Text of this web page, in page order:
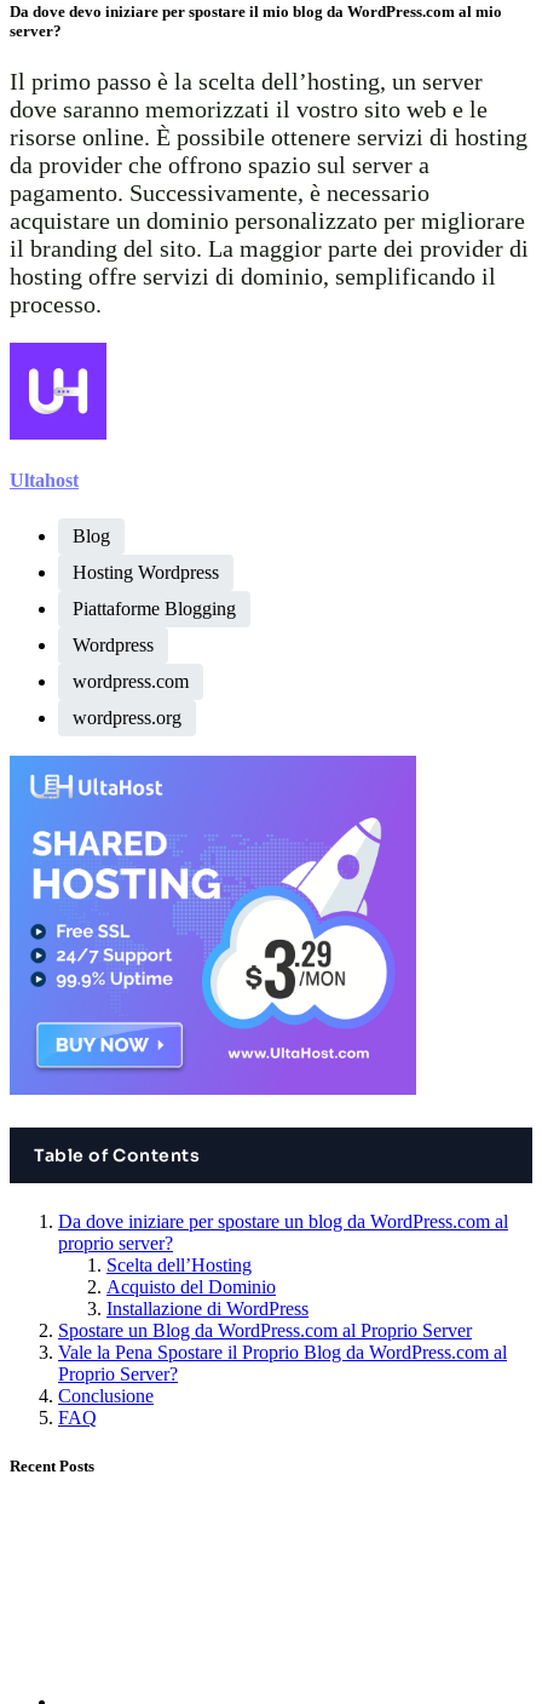
Da dove devo iniziare per spostare il mio blog da WordPress.com al mio
server?
Il primo passo è la scelta dell’hosting, un server
dove saranno memorizzati il vostro sito web e le
risorse online. È possibile ottenere servizi di hosting
da provider che offrono spazio sul server a
pagamento. Successivamente, è necessario
acquistare un dominio personalizzato per migliorare
il branding del sito. La maggior parte dei provider di
hosting offre servizi di dominio, semplificando il
processo.
Ultahost
Blog
Hosting Wordpress
Piattaforme Blogging
Wordpress
wordpress.com
wordpress.org
Table of Contents
Da dove iniziare per spostare un blog da WordPress.com al
proprio server?
Scelta dell’Hosting
Acquisto del Dominio
Installazione di WordPress
Spostare un Blog da WordPress.com al Proprio Server
Vale la Pena Spostare il Proprio Blog da WordPress.com al
Proprio Server?
Conclusione
FAQ
Recent Posts